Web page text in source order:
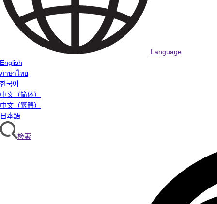
Language
English
ภาษาไทย
한국어
中文（简体）
中文（繁體）
日本語
检索